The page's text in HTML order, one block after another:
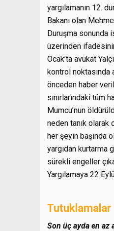
yargılamanın 12.
Bakanı olan
Duruşma sonunda
üzerinden
Ocak’ta avukat
kontrol noktasında
önceden haber
sınırlarındaki tüm
Mumcu’nun
neden tanık olarak
her şeyin başında
yargıdan kurtarma
sürekli engeller
Yargılamaya 22
Tutuklamalar
Son üç ayda en az